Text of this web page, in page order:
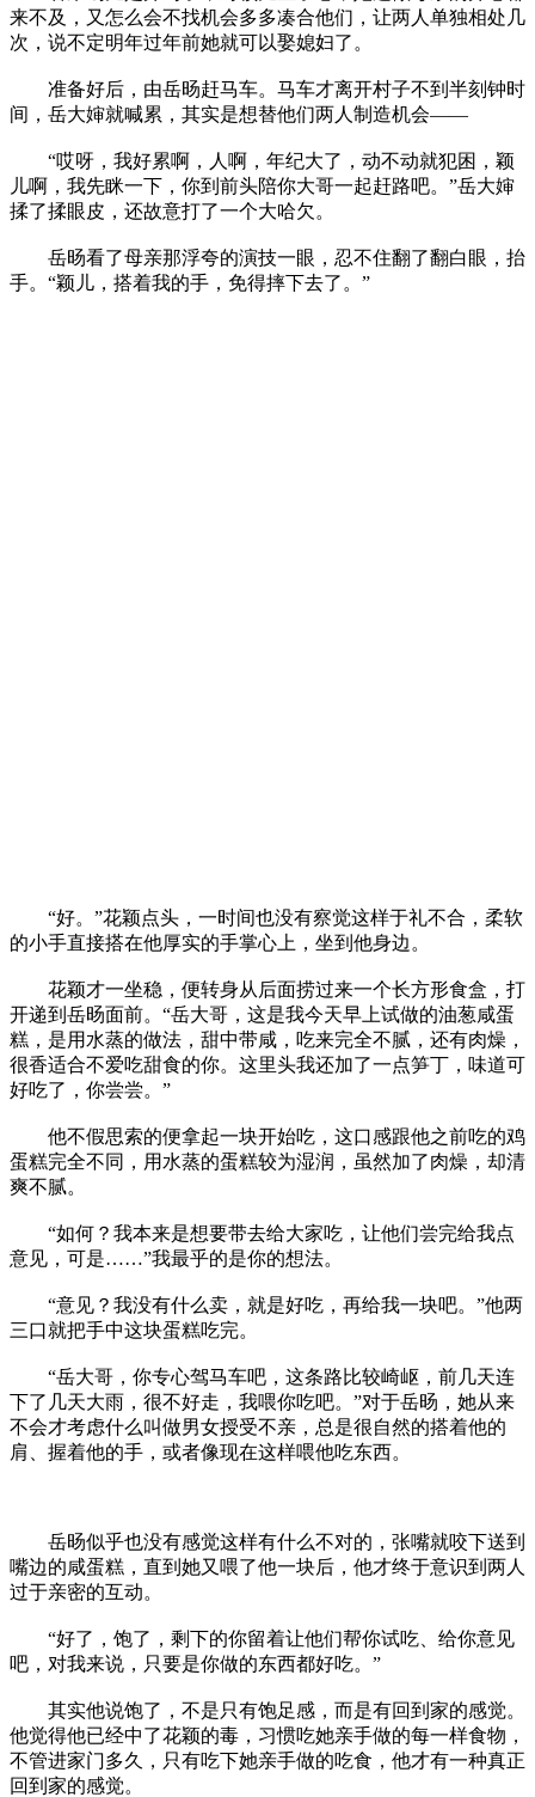
来不及，又怎么会不找机会多多凑合他们，让两人单独相处几
次，说不定明年过年前她就可以娶媳妇了。
准备好后，由岳旸赶马车。马车才离开村子不到半刻钟时
间，岳大婶就喊累，其实是想替他们两人制造机会——
“哎呀，我好累啊，人啊，年纪大了，动不动就犯困，颖
儿啊，我先眯一下，你到前头陪你大哥一起赶路吧。”岳大婶
揉了揉眼皮，还故意打了一个大哈欠。
岳旸看了母亲那浮夸的演技一眼，忍不住翻了翻白眼，抬
手。“颖儿，搭着我的手，免得摔下去了。”
“好。”花颖点头，一时间也没有察觉这样于礼不合，柔软
的小手直接搭在他厚实的手掌心上，坐到他身边。
花颖才一坐稳，便转身从后面捞过来一个长方形食盒，打
开递到岳旸面前。“岳大哥，这是我今天早上试做的油葱咸蛋
糕，是用水蒸的做法，甜中带咸，吃来完全不腻，还有肉燥，
很香适合不爱吃甜食的你。这里头我还加了一点笋丁，味道可
好吃了，你尝尝。”
他不假思索的便拿起一块开始吃，这口感跟他之前吃的鸡
蛋糕完全不同，用水蒸的蛋糕较为湿润，虽然加了肉燥，却清
爽不腻。
“如何？我本来是想要带去给大家吃，让他们尝完给我点
意见，可是……”我最乎的是你的想法。
“意见？我没有什么卖，就是好吃，再给我一块吧。”他两
三口就把手中这块蛋糕吃完。
“岳大哥，你专心驾马车吧，这条路比较崎岖，前几天连
下了几天大雨，很不好走，我喂你吃吧。”对于岳旸，她从来
不会才考虑什么叫做男女授受不亲，总是很自然的搭着他的
肩、握着他的手，或者像现在这样喂他吃东西。
岳旸似乎也没有感觉这样有什么不对的，张嘴就咬下送到
嘴边的咸蛋糕，直到她又喂了他一块后，他才终于意识到两人
过于亲密的互动。
“好了，饱了，剩下的你留着让他们帮你试吃、给你意见
吧，对我来说，只要是你做的东西都好吃。”
其实他说饱了，不是只有饱足感，而是有回到家的感觉。
他觉得他已经中了花颖的毒，习惯吃她亲手做的每一样食物，
不管进家门多久，只有吃下她亲手做的吃食，他才有一种真正
回到家的感觉。